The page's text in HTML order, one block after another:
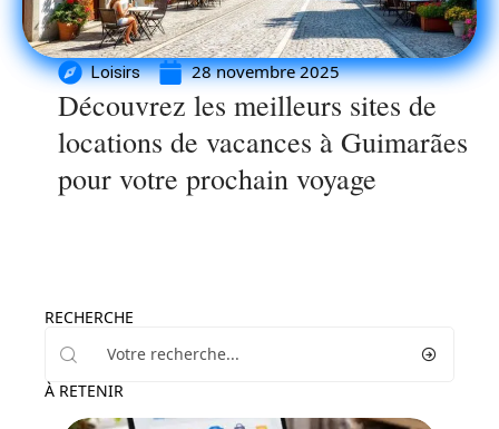
Loisirs 28 novembre 2025
Découvrez les meilleurs sites de
locations de vacances à Guimarães
pour votre prochain voyage
RECHERCHE
À RETENIR